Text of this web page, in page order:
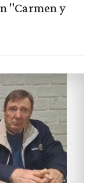
"Carmen y